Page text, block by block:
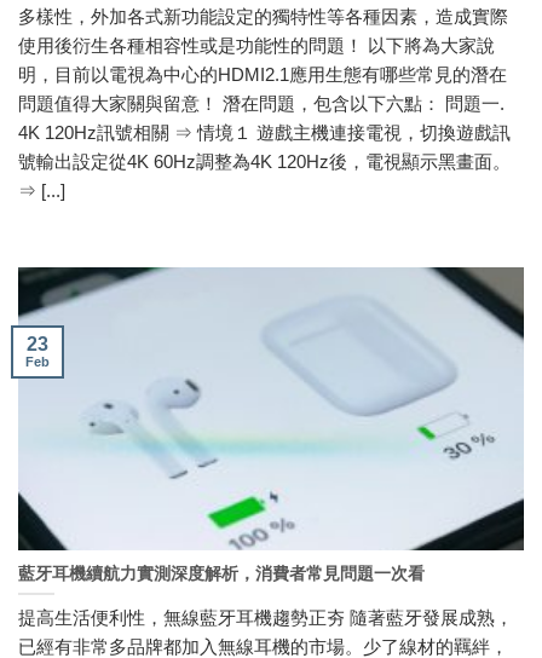
多樣性，外加各式新功能設定的獨特性等各種因素，造成實際
使用後衍生各種相容性或是功能性的問題！ 以下將為大家說
明，目前以電視為中心的HDMI2.1應用生態有哪些常見的潛在
問題值得大家關與留意！ 潛在問題，包含以下六點： 問題一.
4K 120Hz訊號相關 ⇒ 情境１ 遊戲主機連接電視，切換遊戲訊
號輸出設定從4K 60Hz調整為4K 120Hz後，電視顯示黑畫面。
⇒ [...]
藍牙耳機續航力實測深度解析，消費者常見問題一次看
提高生活便利性，無線藍牙耳機趨勢正夯 隨著藍牙發展成熟，
已經有非常多品牌都加入無線耳機的市場。少了線材的羈絆，
23
Feb